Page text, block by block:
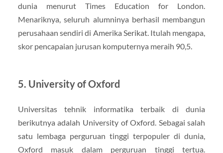
dunia menurut Times Education for London.
Menariknya, seluruh alumninya berhasil membangun
perusahaan sendiri di Amerika Serikat. Itulah mengapa,
skor pencapaian jurusan komputernya meraih 90,5.
5. University of Oxford
Universitas tehnik informatika terbaik di dunia
berikutnya adalah University of Oxford. Sebagai salah
satu lembaga perguruan tinggi terpopuler di dunia,
Oxford masuk dalam perguruan tinggi tertua.